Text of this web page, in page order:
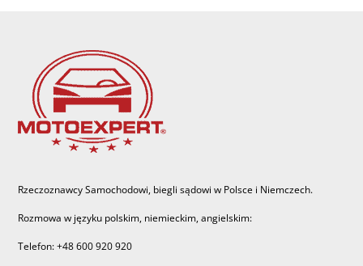
Rzeczoznawcy Samochodowi, biegli sądowi w Polsce i Niemczech.
Rozmowa w języku polskim, niemieckim, angielskim:
Telefon: +48 600 920 920